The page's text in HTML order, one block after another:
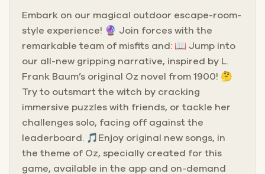
Embark on our magical outdoor escape-room-
style experience! 🔮 Join forces with the
remarkable team of misfits and: 📖 Jump into
our all-new gripping narrative, inspired by L.
Frank Baum’s original Oz novel from 1900! 🤔
Try to outsmart the witch by cracking
immersive puzzles with friends, or tackle her
challenges solo, facing off against the
leaderboard. 🎵Enjoy original new songs, in
the theme of Oz, specially created for this
game, available in the app and on-demand